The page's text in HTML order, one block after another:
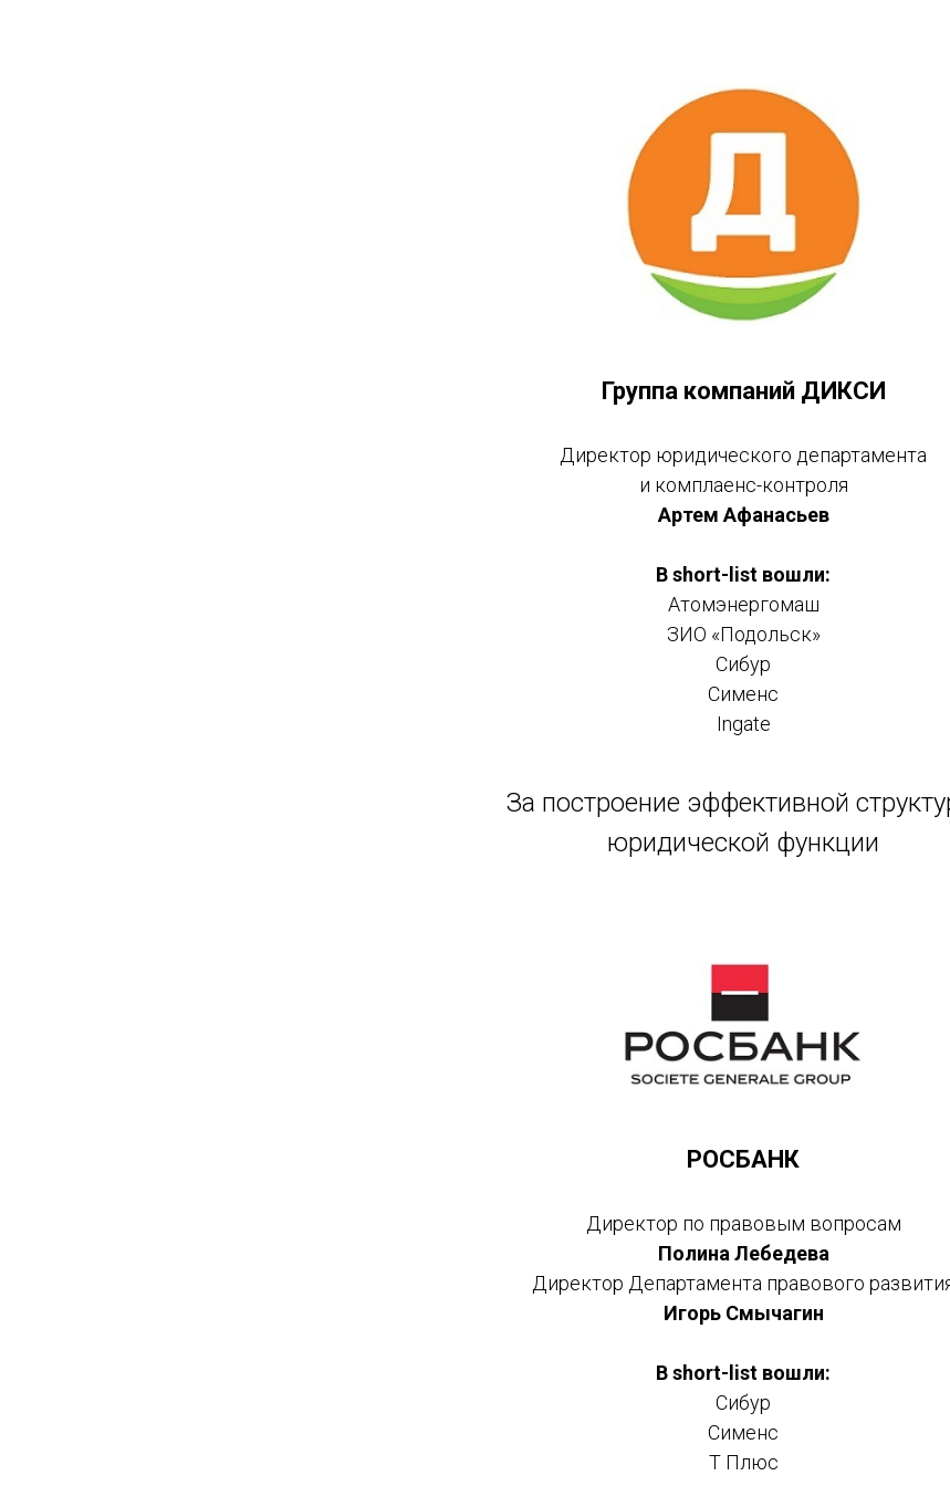
Группа компаний ДИКСИ
Директор юридического департамента
и комплаенс-контроля
Артем Афанасьев
В short-list вошли:
Атомэнергомаш
ЗИО «Подольск»
Сибур
Сименс
Ingate
За построение эффективной
юридической функции
РОСБАНК
Директор по правовым вопросам
Полина Лебедева
Директор Департамента правового
Игорь Смычагин
В short-list вошли:
Сибур
Сименс
Т Плюс